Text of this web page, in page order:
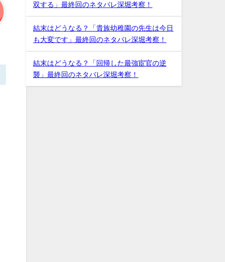
双する」最終回のネタバレ深堀考察！
結末はどうなる？「貴族幼稚園の先生は今日
も大変です」最終回のネタバレ深堀考察！
結末はどうなる？「回帰した最強宦官の逆
襲」最終回のネタバレ深堀考察！